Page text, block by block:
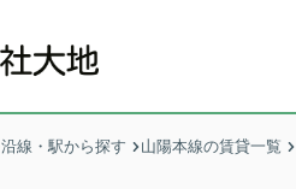
沿線・駅から探す 山陽本線の賃貸一覧